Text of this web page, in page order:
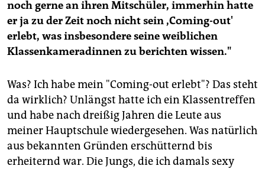
noch gerne an ihren Mitschüler, immerhin hatte
er ja zu der Zeit noch nicht sein ,Coming-out'
erlebt, was insbesondere seine weiblichen
Klassenkameradinnen zu berichten wissen."
Was? Ich habe mein "Coming-out erlebt"? Das steht
da wirklich? Unlängst hatte ich ein Klassentreffen
und habe nach dreißig Jahren die Leute aus
meiner Hauptschule wiedergesehen. Was natürlich
aus bekannten Gründen erschütternd bis
erheiternd war. Die Jungs, die ich damals sexy